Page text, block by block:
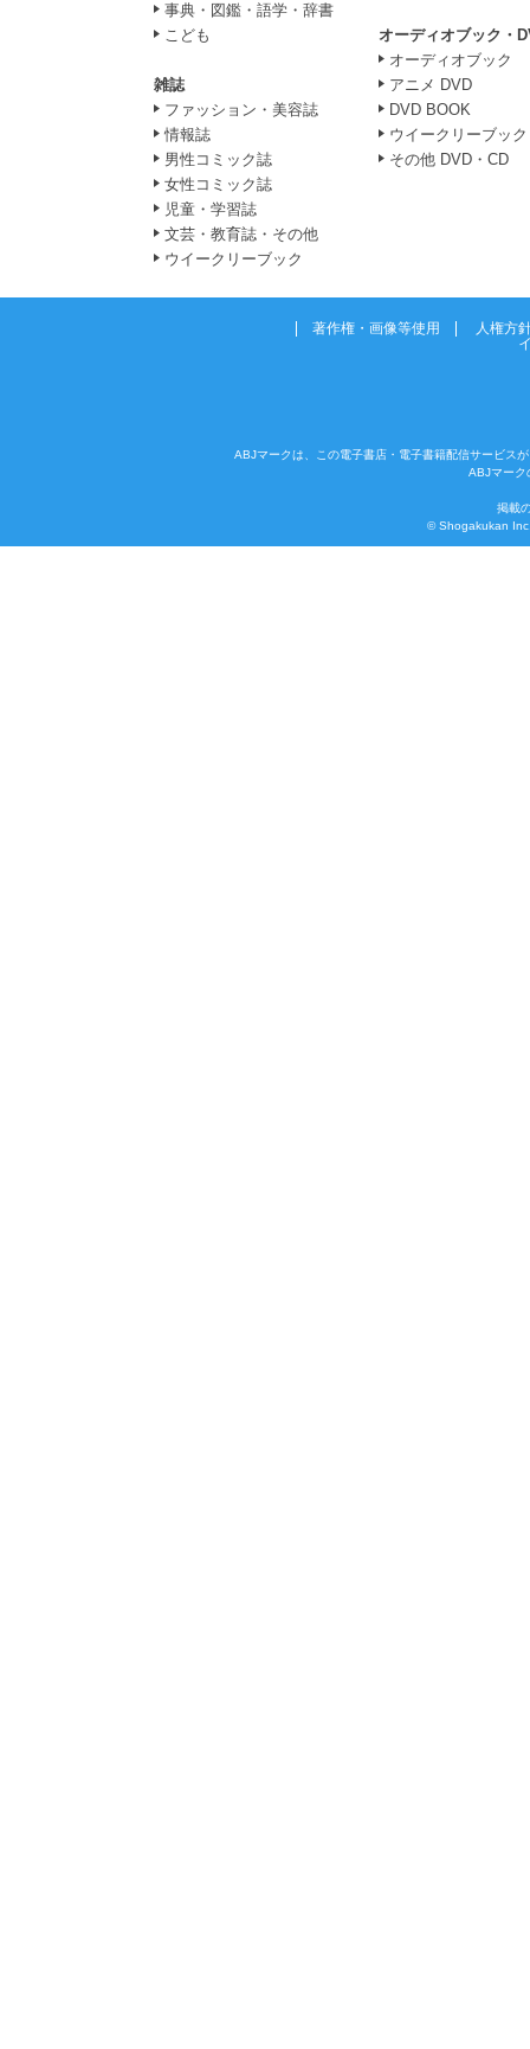
事典・図鑑・語学・辞書
こども
雑誌
ファッション・美容誌
情報誌
男性コミック誌
女性コミック誌
児童・学習誌
文芸・教育誌・その他
ウイークリーブック
オーディオブック・
オーディオブック
アニメ DVD
DVD BOOK
ウイークリーブック
その他 DVD・CD
著作権・画像等使用
人権方
ABJマークは、この電子書店・電子書籍配信サービス
ABJマーク
掲載
© Shogakukan